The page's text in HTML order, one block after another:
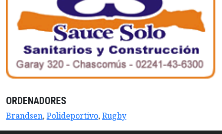
ORDENADORES
Brandsen,Polideportivo,Rugby